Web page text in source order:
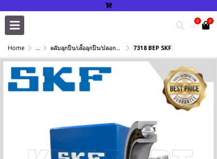
0 0
Home ... ตลับลูกปืน/เสื้อลูกปืน/ปลอกปรับเพลา/แหวนกำหนด/เพลาฮาร์ดโครม 7318 BEP SKF